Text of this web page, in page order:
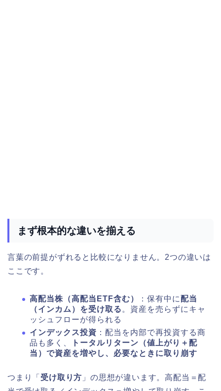
まず根本的な違いを揃える
言葉の前提がずれると比較になりません。2つの違いは
ここです。
高配当株（高配当ETF含む） ：保有中に配当
（インカム）を受け取る 。資産を売らずにキャ
ッシュフローが得られる
インデックス投資 ：配当を内部で再投資する商
品も多く、
トータルリターン（値上がり＋配
当）で資産を増やし、必要なときに取り崩す
つまり「 受け取り方 」の思想が違います。高配当＝配